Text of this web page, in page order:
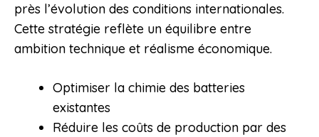
près l’évolution des conditions internationales.
Cette stratégie reflète un équilibre entre
ambition technique et réalisme économique.
Optimiser la chimie des batteries
existantes
Réduire les coûts de production par des